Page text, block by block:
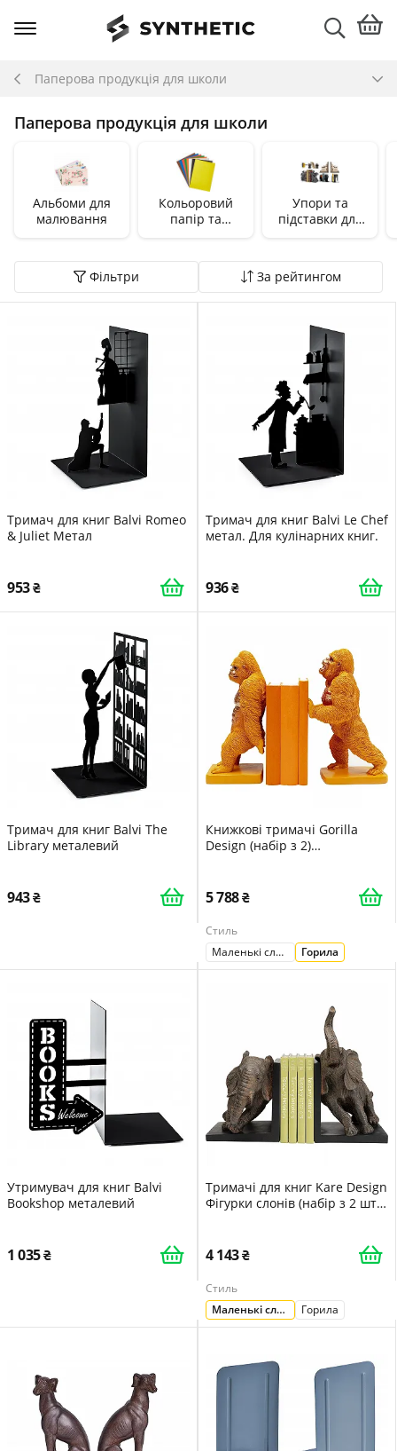
Паперова продукція для школи
Паперова продукція для школи
Альбоми для
малювання
Кольоровий
папір та
Упори та
підставки для
Фільтри За рейтингом
Тримач для книг Balvi Romeo
& Juliet Метал
953
Тримач для книг Balvi Le Chef
метал. Для кулінарних книг.
936
Тримач для книг Balvi The
Library металевий
943
Книжкові тримачі Gorilla
Design (набір з 2)
робота Розписні прикраси
5 788
Стиль
Маленькі слоники
Горила
Утримувач для книг Balvi
Bookshop металевий
1 035
Тримачі для книг Kare Design
Фігурки слонів (набір з 2 шт.)
4 143
Стиль
Маленькі слоники
Горила